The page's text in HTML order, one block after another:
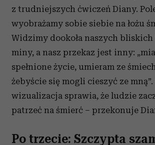
z trudniejszych ćwiczeń Diany.
wyobrażamy sobie siebie na łożu
Widzimy dookoła naszych
miny, a nasz przekaz jest inny:
spełnione życie, umieram ze
żebyście się mogli cieszyć ze mną”.
wizualizacja sprawia, że ludzie
patrzeć na śmierć – przekonuje
Po trzecie: Szczypta